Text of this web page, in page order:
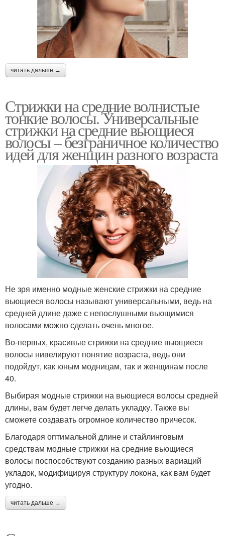
читать дальше →
Стрижки на средние волнистые
тонкие волосы. Универсальные
стрижки на средние вьющиеся
волосы – безграничное количество
идей для женщин разного возраста
Не зря именно модные женские стрижки на средние
вьющиеся волосы называют универсальными, ведь на
средней длине даже с непослушными вьющимися
волосами можно сделать очень многое.
Во-первых, красивые стрижки на средние вьющиеся
волосы нивелируют понятие возраста, ведь они
подойдут, как юным модницам, так и женщинам после
40.
Выбирая модные стрижки на вьющиеся волосы средней
длины, вам будет легче делать укладку. Также вы
сможете создавать огромное количество причесок.
Благодаря оптимальной длине и стайлинговым
средствам модные стрижки на средние вьющиеся
волосы поспособствуют созданию разных вариаций
укладок, модифицируя структуру локона, как вам будет
угодно.
читать дальше →